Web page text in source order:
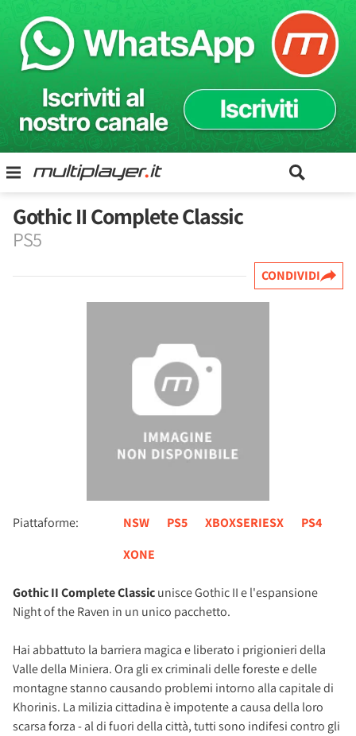
Gothic II Complete Classic
PS5
CONDIVIDI
Piattaforme: NSW PS5 XBOXSERIESX
PS4
XONE
Gothic II Complete Classicunisce Gothic II e l'espansione
Night of the Raven in un unico pacchetto.
Hai abbattuto la barriera magica e liberato i prigionieri della
Valle della Miniera. Ora gli ex criminali delle foreste e delle
montagne stanno causando problemi intorno alla capitale di
Khorinis. La milizia cittadina è impotente a causa della loro
scarsa forza - al di fuori della città, tutti sono indifesi contro gli